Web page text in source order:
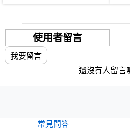
使用者留言
我要留言
還沒有人留言
常見問答